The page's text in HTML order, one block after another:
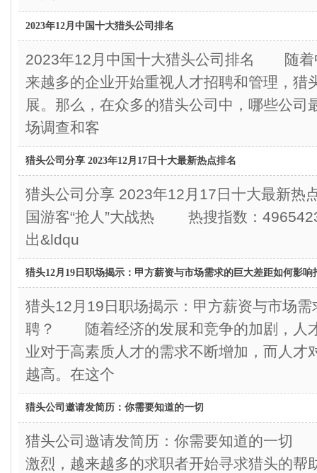
2023年12月中国十大猎头公司排名
2023年12月中国十大猎头公司排名 随着
来越多的企业开始重视人才招聘和管理，猎
展。那么，在众多的猎头公司中，哪些公司
场调查和客
猎头公司分享 2023年12月17日十大最新热点排名
猎头公司分享 2023年12月17日十大最新
国游客“抢人”大战热 热搜指数：
出&ldqu
猎头12月19日职场揭示：甲方薪资与市场需求的巨大差距如何影响
猎头12月19日职场揭示：甲方薪资与市场
聘？ 随着经济的发展和竞争的加剧，人
业对于高素质人才的需求不断增加，而人才
越高。在这个
猎头公司邀请发简历：你需要知道的一切
猎头公司邀请发简历：你需要知道的一切
激烈，越来越多的求职者开始寻求猎头的帮